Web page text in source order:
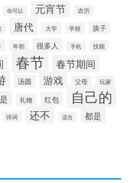
你可以 元宵节 农历
唐代 大学 学校 孩子
年初 很多人 手机 技能
春节 春节期间
汤圆 游戏 父母 玩家
礼物 红包 自己的
诗词 还不 适合 都是